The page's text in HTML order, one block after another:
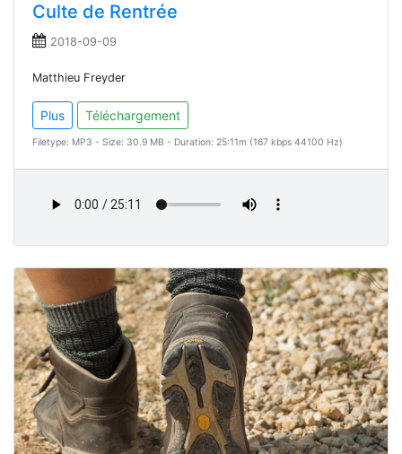
Culte de Rentrée
2018-09-09
Matthieu Freyder
Plus Téléchargement
Filetype: MP3 - Size: 30.9 MB - Duration: 25:11m (167 kbps 44100 Hz)